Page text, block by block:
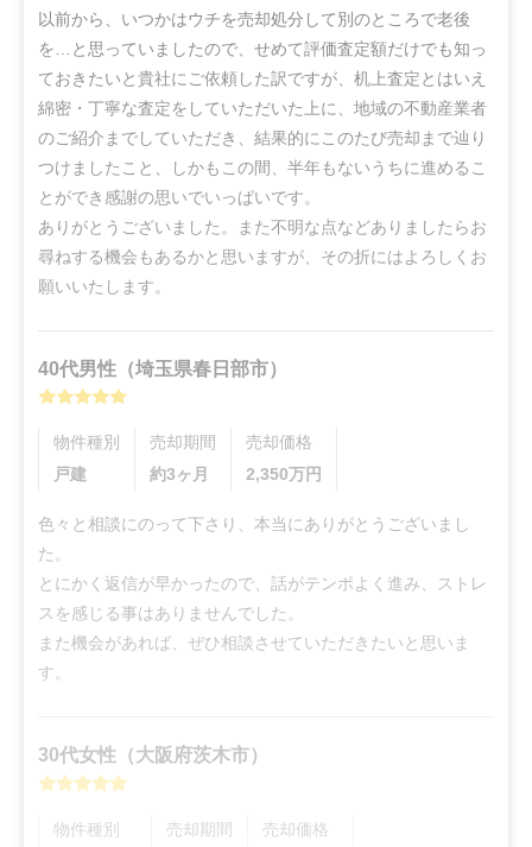
以前から、いつかはウチを売却処分して別のところで老後
を…と思っていましたので、せめて評価査定額だけでも知っ
ておきたいと貴社にご依頼した訳ですが、机上査定とはいえ
綿密・丁寧な査定をしていただいた上に、地域の不動産業者
のご紹介までしていただき、結果的にこのたび売却まで辿り
つけましたこと、しかもこの間、半年もないうちに進めるこ
とができ感謝の思いでいっぱいです。
ありがとうございました。また不明な点などありましたらお
尋ねする機会もあるかと思いますが、その折にはよろしくお
願いいたします。
40代男性 （埼玉県春日部市）
物件種別
戸建
売却期間
約3ヶ月
売却価格
2,350万円
色々と相談にのって下さり、本当にありがとうございまし
た。
とにかく返信が早かったので、話がテンポよく進み、ストレ
スを感じる事はありませんでした。
また機会があれば、ぜひ相談させていただきたいと思いま
す。
30代女性 （大阪府茨木市）
物件種別
売却期間
売却価格